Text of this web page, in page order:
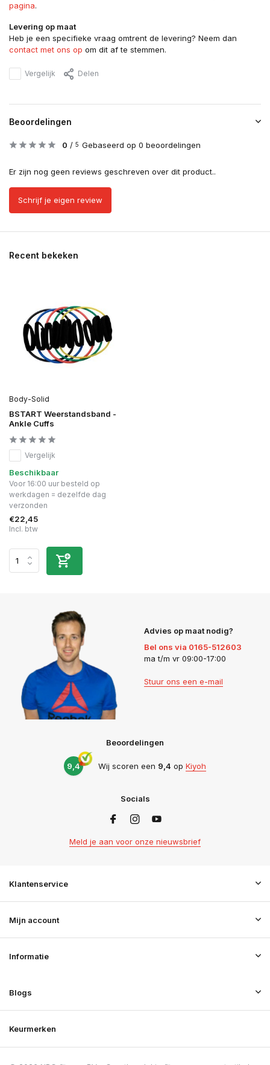
pagina.
Levering op maat
Heb je een specifieke vraag omtrent de levering? Neem dan
contact met ons op om dit af te stemmen.
Vergelijk Delen
Beoordelingen
0 / 5 Gebaseerd op 0 beoordelingen
Er zijn nog geen reviews geschreven over dit product..
Schrijf je eigen review
Recent bekeken
Body-Solid
BSTART Weerstandsband -
Ankle Cuffs
Vergelijk
Beschikbaar
Voor 16:00 uur besteld op
werkdagen = dezelfde dag
verzonden
€22,45
Incl. btw
Advies op maat nodig?
Bel ons via 0165-512603
ma t/m vr 09:00-17:00
Stuur ons een e-mail
Beoordelingen
9,4 Wij scoren een 9,4 op Kiyoh
Socials
Meld je aan voor onze nieuwsbrief
Klantenservice
Mijn account
Informatie
Blogs
Keurmerken